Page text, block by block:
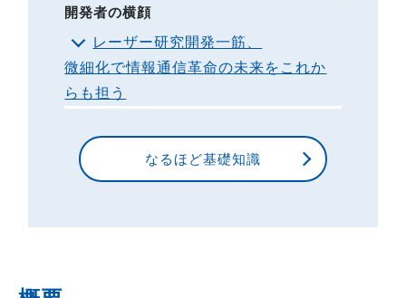
開発者の横顔
レーザー研究開発一筋、
微細化で情報通信革命の未来をこれか
らも担う
なるほど基礎知識